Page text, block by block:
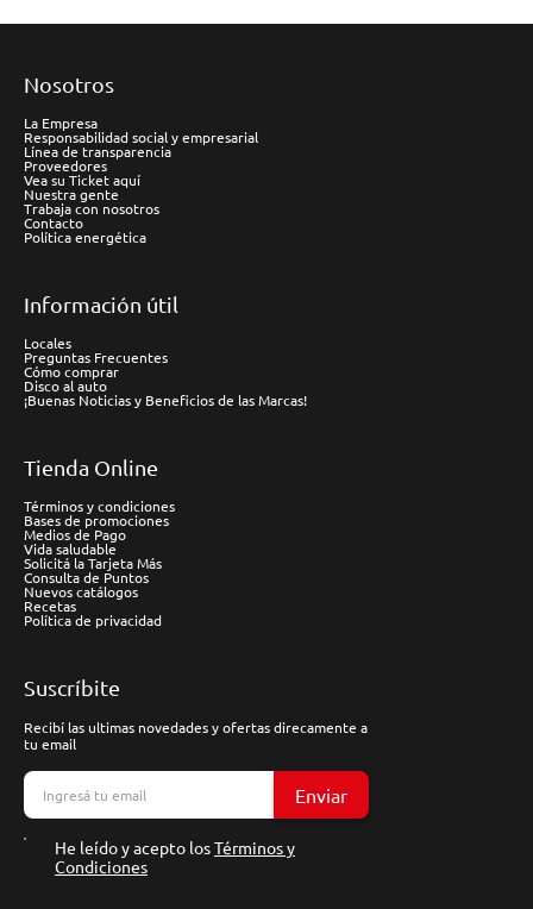
Nosotros
La Empresa
Responsabilidad social y empresarial
Línea de transparencia
Proveedores
Vea su Ticket aquí
Nuestra gente
Trabaja con nosotros
Contacto
Política energética
Información útil
Locales
Preguntas Frecuentes
Cómo comprar
Disco al auto
¡Buenas Noticias y Beneficios de las Marcas!
Tienda Online
Términos y condiciones
Bases de promociones
Medios de Pago
Vida saludable
Solicitá la Tarjeta Más
Consulta de Puntos
Nuevos catálogos
Recetas
Política de privacidad
Suscríbite
Recibí las ultimas novedades y ofertas direcamente a
tu email
Enviar
He leído y acepto losTérminos y
Condiciones